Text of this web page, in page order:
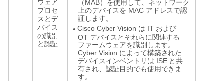
ウェア
プロセ
スとデ
バイス
の識別
と認証
（MAB）を使用して、ネットワーク
上のデバイスを MAC アドレスで認
証します。
● Cisco Cyber Vision は IT および
OT デバイスとそれらに関連する
ファームウェアを識別します。
Cyber Vision によって構築された
デバイスインベントリは ISE と共
有され、認証目的でも使用できま
す。